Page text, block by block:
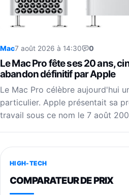
Mac7 août 2026 à 14:30 0
Le Mac Pro fête ses 20 ans,
abandon définitif par Apple
Le Mac Pro célèbre aujourd'hui
particulier. Apple présentait sa
travail sous ce nom le 7 août
HIGH-TECH
COMPARATEUR DE PRIX